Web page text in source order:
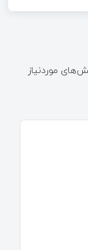
موردنیاز